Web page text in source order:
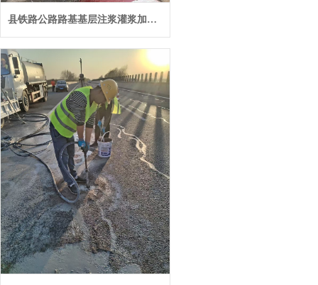
县铁路公路路基基层注浆灌浆加固施工